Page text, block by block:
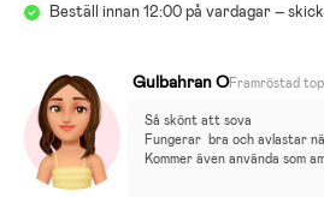
Beställ innan 12:00 på vardagar –
Gulbahran OFramröstad
Så skönt att sova
Fungerar  bra och avlastar
Kommer även använda som